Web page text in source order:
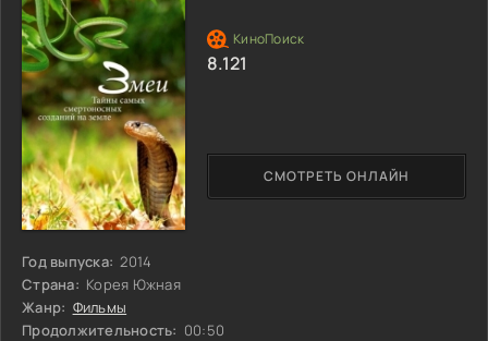
Год выпуска: 2014
Страна: Корея Южная
Жанр: Фильмы
Продолжительность: 00:50
СМОТРЕТЬ ОНЛАЙН
8.121